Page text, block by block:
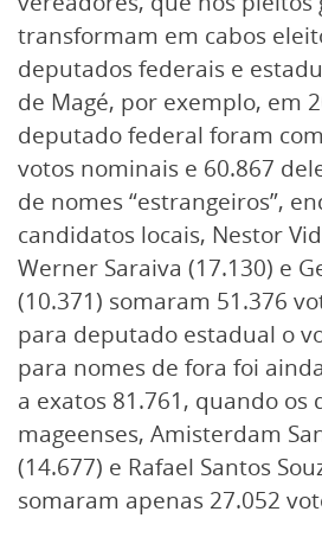
transformam em cabos
deputados federais e
de Magé, por exemplo, em
deputado federal foram
votos nominais e 60.867
de nomes “estrangeiros”,
candidatos locais, Nestor
Werner Saraiva (17.130) e
(10.371) somaram 51.376
para deputado estadual o
para nomes de fora foi
a exatos 81.761, quando os
mageenses, Amisterdam
(14.677) e Rafael Santos
somaram apenas 27.052